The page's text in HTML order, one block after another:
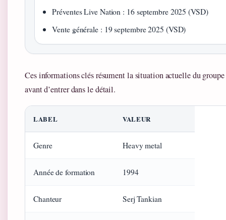
Préventes Live Nation : 16 septembre 2025 (VSD)
Vente générale : 19 septembre 2025 (VSD)
Ces informations clés résument la situation actuelle du groupe
avant d’entrer dans le détail.
LABEL VALEUR
Genre Heavy metal
Année de formation 1994
Chanteur Serj Tankian